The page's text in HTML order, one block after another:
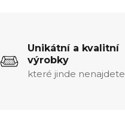
Unikátní a kvalitní
výrobky
které jinde nenajdete